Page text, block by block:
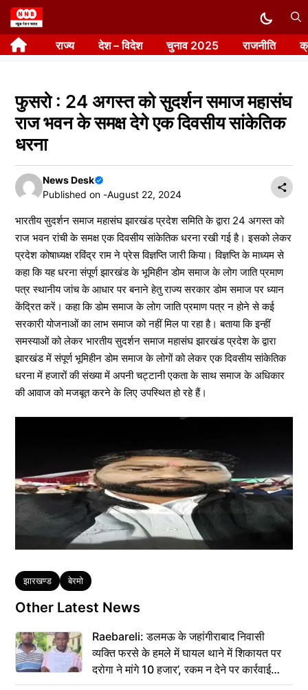
Skip
to
content राज्य देश – विदेश चुनाव 2025 राजनीति
फुसरो : 24 अगस्त को सुदर्शन समाज महासंघ
राज भवन के समक्ष देगे एक दिवसीय सांकेतिक
धरना
News Desk
Published on -August 22, 2024
भारतीय सुदर्शन समाज महासंघ झारखंड प्रदेश समिति के द्वारा 24 अगस्त को
राज भवन रांची के समक्ष एक दिवसीय सांकेतिक धरना रखी गई है। इसको लेकर
प्रदेश कोषाध्यक्ष रविंद्र राम ने प्रेस विज्ञप्ति जारी किया। विज्ञप्ति के माध्यम से
कहा कि यह धरना संपूर्ण झारखंड के भूमिहीन डोम समाज के लोग जाति प्रमाण
पत्र स्थानीय जांच के आधार पर बनाने हेतु राज्य सरकार डोम समाज पर ध्यान
केंद्रित करें। कहा कि डोम समाज के लोग जाति प्रमाण पत्र न होने से कई
सरकारी योजनाओं का लाभ समाज को नहीं मिल पा रहा है। बताया कि इन्हीं
समस्याओं को लेकर भारतीय सुदर्शन समाज महासंघ झारखंड प्रदेश के द्वारा
झारखंड में संपूर्ण भूमिहीन डोम समाज के लोगों को लेकर एक दिवसीय सांकेतिक
धरना में हजारों की संख्या में अपनी चट्टानी एकता के साथ समाज के अधिकार
की आवाज को मजबूत करने के लिए उपस्थित हो रहे हैं।
Tags
झारखण्ड बेरमो
Other Latest News
Raebareli: डलमऊ के जहांगीराबाद निवासी
व्यक्ति फरसे के हमले में घायल थाने में शिकायत पर
दरोगा ने मांगे 10 हजार’, रकम न देने पर कार्रवाई
ठंडी!